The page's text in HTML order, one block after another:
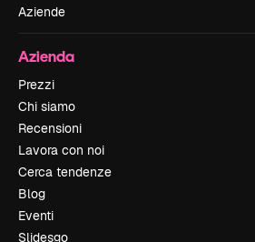
Aziende
Azienda
Prezzi
Chi siamo
Recensioni
Lavora con noi
Cerca tendenze
Blog
Eventi
Slidesgo